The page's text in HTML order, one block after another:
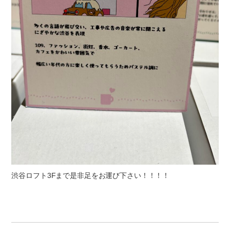
渋谷ロフト3Fまで是非足をお運び下さい！！！！